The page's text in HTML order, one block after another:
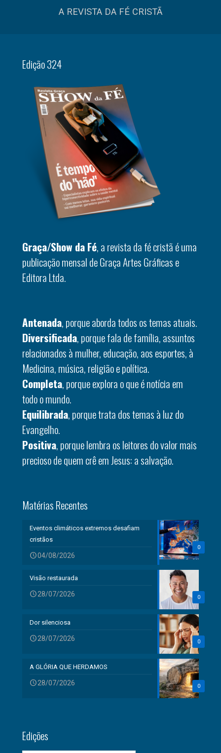
A REVISTA DA FÉ CRISTÃ
Edição 324
Graça/Show da Fé, a revista da fé cristã é uma
publicação mensal de Graça Artes Gráficas e
Editora Ltda.
Antenada, porque aborda todos os temas atuais.
Diversificada, porque fala de família, assuntos
relacionados à mulher, educação, aos esportes, à
Medicina, música, religião e política.
Completa, porque explora o que é notícia em
todo o mundo.
Equilibrada, porque trata dos temas à luz do
Evangelho.
Positiva, porque lembra os leitores do valor mais
precioso de quem crê em Jesus: a salvação.
Matérias Recentes
0
Eventos climáticos extremos desafiam
cristãos
04/08/2026
0
Visão restaurada
28/07/2026
0
Dor silenciosa
28/07/2026
0
A GLÓRIA QUE HERDAMOS
28/07/2026
Edições